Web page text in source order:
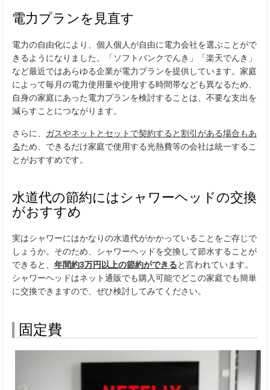
電力プランを見直す
電力の自由化により、個人個人が自由に電力会社を選ぶことがで
きるようになりました。「ソフトバンクでんき」「楽天でんき」
など最近ではあらゆる企業が電力プランを提供しています。家庭
によって毎月の電力使用量や使用する時間帯なども異なるため、
自身の家庭にあった電力プランを検討することは、不要な支出を
減らすことにつながります。
さらに、 ガスやネットとセットで契約すると割引がある場合もあ
るため、できるだけ家庭で使用する光熱費等の会社は統一するこ
とがおすすめです。
水道代の節約にはシャワーヘッドの交換
がおすすめ
実はシャワーにはかなりの水道代がかかっていることをご存じで
しょうか。そのため、シャワーヘッドを交換して節水することが
できると、 年間約3万円以上の節約ができると言われています。
シャワーヘッドはネット通販でも購入可能でどこの家庭でも簡単
に交換できますので、ぜひ検討してみてください。
固定費